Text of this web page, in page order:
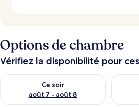
Options de chambre
Vérifiez la disponibilité pour
Ce soir
août 7 - août 8
Vérifier la disponibilité pour ce soir août